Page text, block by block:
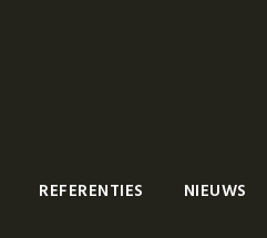
REFERENTIES NIEUWS